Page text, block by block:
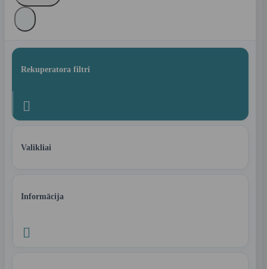
Rekuperatora filtri

Valikliai
Informācija
